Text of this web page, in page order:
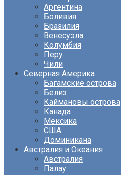
Аргентина
Боливия
Бразилия
Венесуэла
Колумбия
Перу
Чили
Северная Америка
Багамские острова
Белиз
Каймановы острова
Канада
Мексика
США
Доминикана
Австралия и Океания
Австралия
Палау